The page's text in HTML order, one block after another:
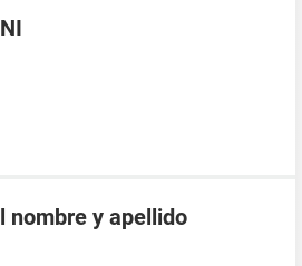
nombre y apellido